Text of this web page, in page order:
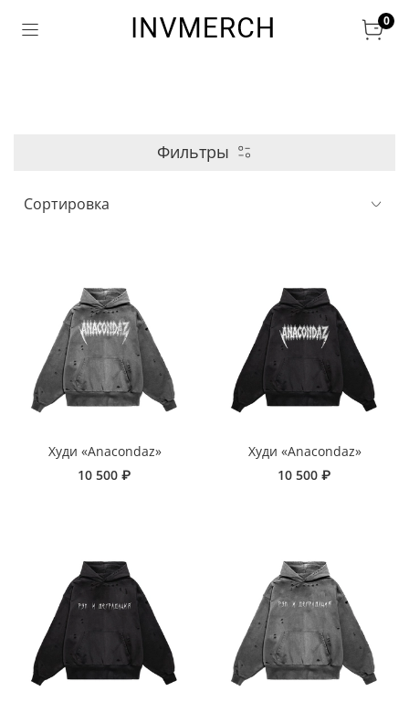
0
Фильтры
Худи «Anacondaz»
10 500 ₽
Худи «Anacondaz»
10 500 ₽